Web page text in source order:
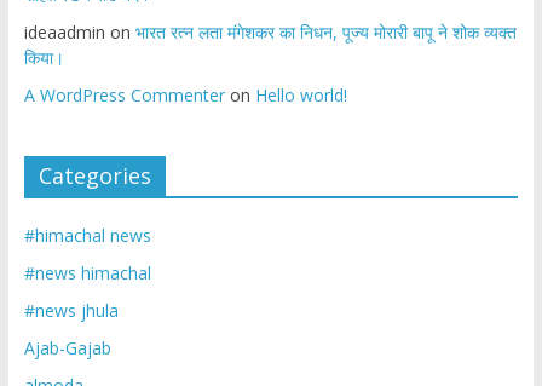
ideaadmin on भारत रत्न लता मंगेशकर का निधन, पूज्य मोरारी बापू ने शोक व्यक्त
किया।
A WordPress Commenteron Hello world!
Categories
#himachal news
#news himachal
#news jhula
Ajab-Gajab